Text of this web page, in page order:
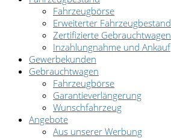
Fahrzeugbörse
Erweiterter Fahrzeugbestand
Zertifizierte Gebrauchtwagen
Inzahlungnahme und Ankauf
Gewerbekunden
Gebrauchtwagen
Fahrzeugbörse
Garantieverlängerung
Wunschfahrzeug
Angebote
Aus unserer Werbung